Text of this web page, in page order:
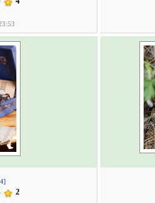
4
2